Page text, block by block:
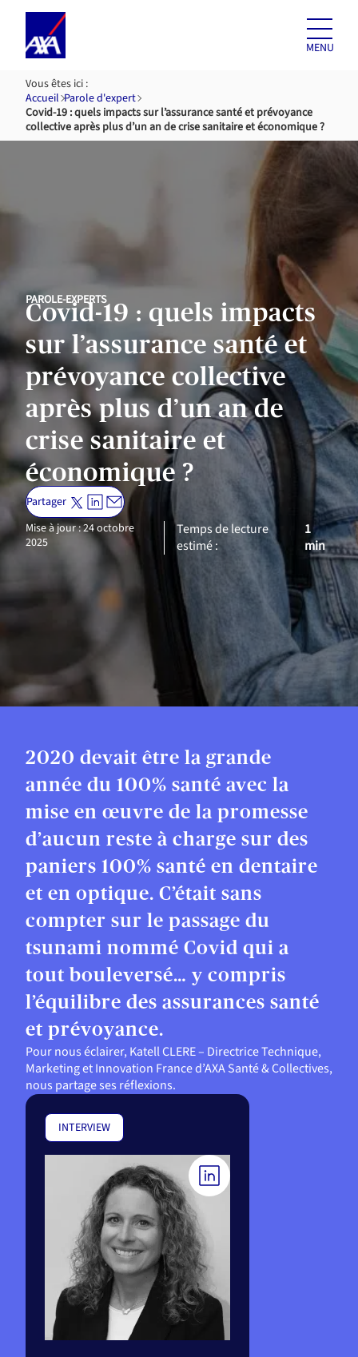
Aller au
contenu
MENU
Vous êtes ici :
Accueil Parole d'expert
Covid-19 : quels impacts sur l’assurance santé et prévoyance
collective après plus d’un an de crise sanitaire et économique ?
PAROLE-EXPERTS
Covid-19 : quels impacts
sur l’assurance santé et
prévoyance collective
après plus d’un an de
crise sanitaire et
économique ?
Partager
Mise à jour : 24 octobre
2025
Temps de lecture
estimé :
1
min
2020 devait être la grande
année du 100% santé avec la
mise en œuvre de la promesse
d’aucun reste à charge sur des
paniers 100% santé en dentaire
et en optique. C’était sans
compter sur le passage du
tsunami nommé Covid qui a
tout bouleversé… y compris
l’équilibre des assurances santé
et prévoyance.
Pour nous éclairer, Katell CLERE – Directrice Technique,
Marketing et Innovation France d’AXA Santé & Collectives,
nous partage ses réflexions.
INTERVIEW